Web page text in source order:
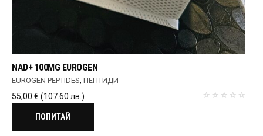
NAD+ 100MG EUROGEN
EUROGEN PEPTIDES ,ПЕПТИДИ
55,00 € (107.60 лв.)
ПОПИТАЙ